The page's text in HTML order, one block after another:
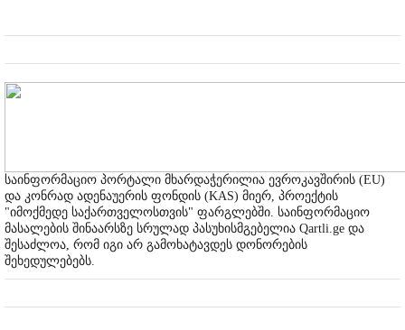
საინფორმაციო პორტალი მხარდაჭერილია ევროკავშირის (EU)
და კონრად ადენაუერის ფონდის (KAS) მიერ, პროექტის
"იმოქმედე საქართველოსთვის" ფარგლებში. საინფორმაციო
მასალების შინაარსზე სრულად პასუხისმგებელია Qartli.ge და
შესაძლოა, რომ იგი არ გამოხატავდეს დონორების
შეხედულებებს.